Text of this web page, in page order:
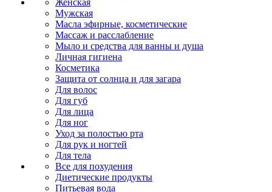
Женская
Мужская
Масла эфирные, косметические
Массаж и расслабление
Мыло и средства для ванны и душа
Личная гигиена
Косметика
Защита от солнца и для загара
Для волос
Для губ
Для лица
Для ног
Уход за полостью рта
Для рук и ногтей
Для тела
Все для похудения
Диетические продукты
Питьевая вода